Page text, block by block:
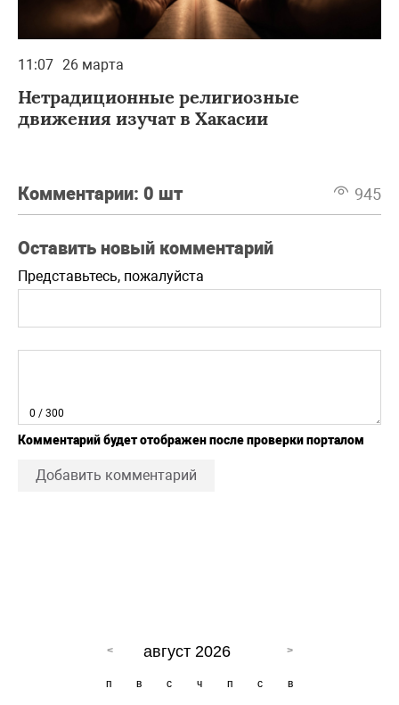
11:07 26 марта
Нетрадиционные религиозные
движения изучат в Хакасии
Комментарии: 0 шт 945
Оставить новый комментарий
Представьтесь, пожалуйста
0 / 300
Комментарий будет отображен после проверки порталом
Добавить комментарий
август 2026
п в с ч п с в